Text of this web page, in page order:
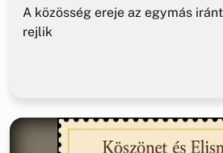
A közösség ereje az egymás
rejlik